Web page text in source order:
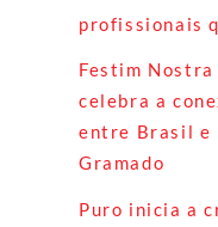
profissionais
Festim
celebra a
entre Brasil e
Gramado
Puro inicia a